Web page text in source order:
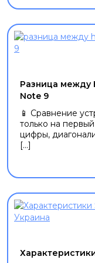
Разница между
Note 9
📱 Сравнение
только на первый
цифры,
[...]